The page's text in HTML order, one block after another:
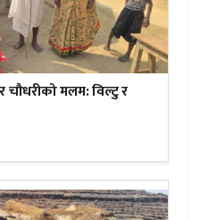
चौधरीको मलम: विल्टु र